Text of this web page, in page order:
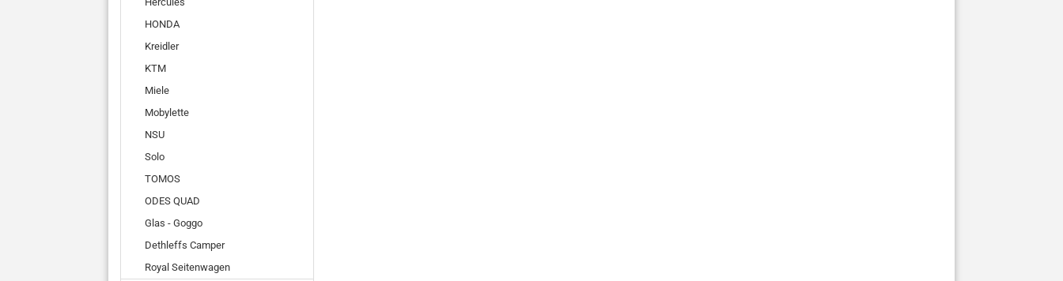
HONDA
Kreidler
KTM
Miele
Mobylette
NSU
Solo
TOMOS
ODES QUAD
Glas - Goggo
Dethleffs Camper
Royal Seitenwagen